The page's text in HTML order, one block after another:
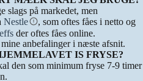
slags på markedet, men
Nestle
, som oftes fåes i netto og
der oftes fåes online.
anbefalinger i næste afsnit.
IS FRYSE?
den som minimum fryse 7-9 timer